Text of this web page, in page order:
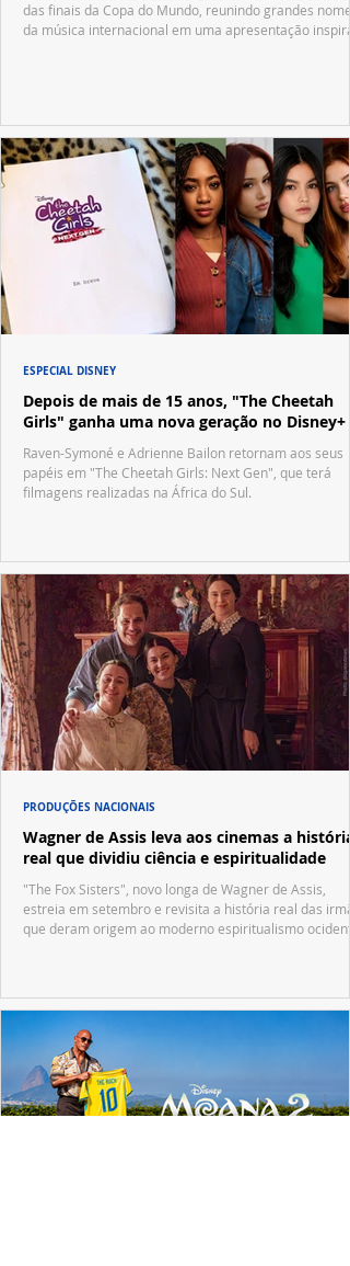
das finais da Copa do Mundo, reunindo grandes nomes
da música internacional em uma apresentação
Depois de mais de 15 anos, "The Cheetah
Girls" ganha uma nova geração no Disney+
Raven-Symoné e Adrienne Bailon retornam aos seus
papéis em "The Cheetah Girls: Next Gen", que terá
filmagens realizadas na África do Sul.
ESPECIAL DISNEY
Wagner de Assis leva aos cinemas a história
real que dividiu ciência e espiritualidade
"The Fox Sisters", novo longa de Wagner de Assis,
estreia em setembro e revisita a história real das
que deram origem ao moderno espiritualismo
PRODUÇÕES NACIONAIS